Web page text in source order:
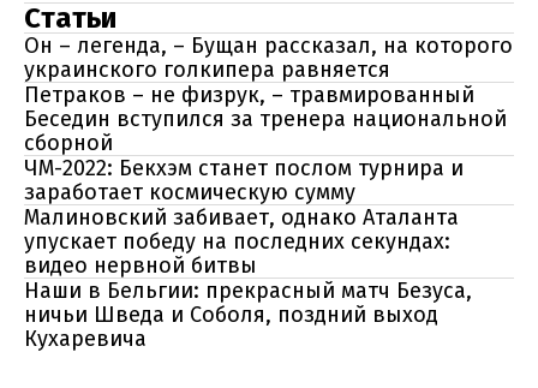
Статьи
Он – легенда, – Бущан рассказал, на которого
украинского голкипера равняется
Петраков – не физрук, – травмированный
Беседин вступился за тренера национальной
сборной
ЧМ-2022: Бекхэм станет послом турнира и
заработает космическую сумму
Малиновский забивает, однако Аталанта
упускает победу на последних секундах:
видео нервной битвы
Наши в Бельгии: прекрасный матч Безуса,
ничьи Шведа и Соболя, поздний выход
Кухаревича